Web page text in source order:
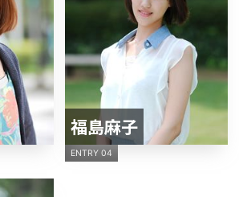
福島麻子
ENTRY 04